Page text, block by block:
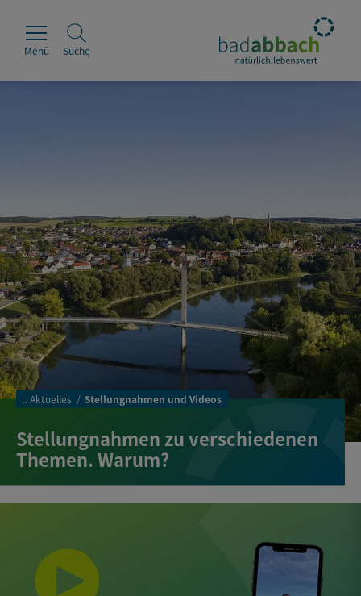
Leben & Wohnen
Wirtschaft & Handel
Menü Suche
.. Aktuelles Stellungnahmen und Videos
Stellungnahmen zu verschiedenen
Themen. Warum?